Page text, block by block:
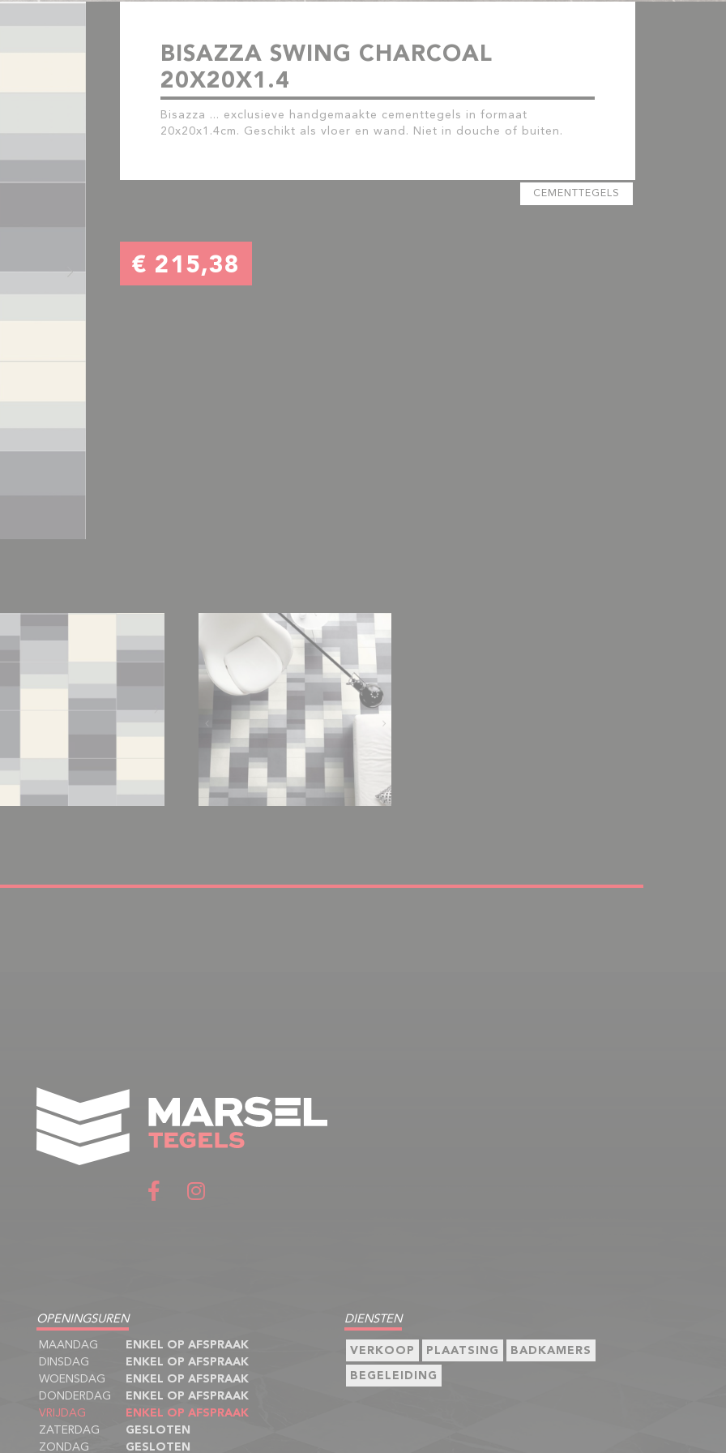
BISAZZA SWING CHARCOAL
20X20X1.4
Bisazza ... exclusieve handgemaakte cementtegels in formaat
20x20x1.4cm. Geschikt als vloer en wand. Niet in douche of buiten.
CEMENTTEGELS
€ 215,38
OPENINGSUREN
MAANDAG
ENKEL OP AFSPRAAK
DINSDAG
ENKEL OP AFSPRAAK
WOENSDAG
ENKEL OP AFSPRAAK
DONDERDAG
ENKEL OP AFSPRAAK
VRIJDAG
ENKEL OP AFSPRAAK
ZATERDAG
GESLOTEN
ZONDAG
GESLOTEN
DIENSTEN
VERKOOP PLAATSING BADKAMERS
BEGELEIDING